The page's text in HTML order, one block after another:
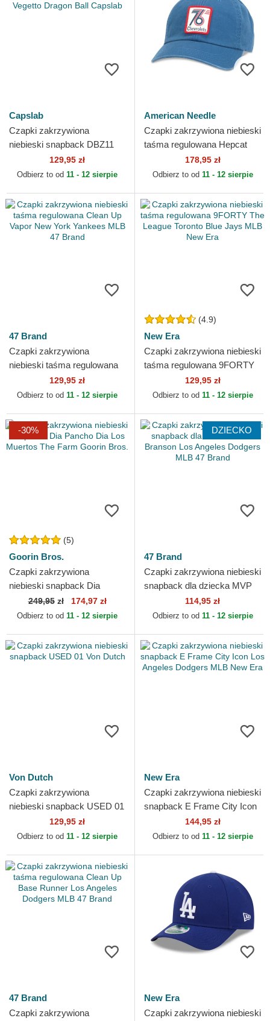
Capslab
Czapki zakrzywiona
niebieski snapback DBZ11
PCBITOB Vegetto Dragon
Ball Capslab
129,95 zł
Odbierz to od 11 - 12 sierpie
American Needle
Czapki zakrzywiona niebieski
taśma regulowana Hepcat
Chevrolet 76 American
Needle
178,95 zł
Odbierz to od 11 - 12 sierpie
47 Brand
Czapki zakrzywiona
niebieski taśma regulowana
Clean Up Vapor New York
Yankees MLB 47 Brand
129,95 zł
Odbierz to od 11 - 12 sierpie
(4.9)
New Era
Czapki zakrzywiona niebieski
taśma regulowana 9FORTY
The League Toronto Blue
Jays MLB New Era
129,95 zł
Odbierz to od 11 - 12 sierpie
-30%
(5)
Goorin Bros.
Czapki zakrzywiona
niebieski snapback Dia
Pancho Dia Los Muertos The
Farm Goorin Bros.
249,95zł 174,97 zł
Odbierz to od 11 - 12 sierpie
DZIECKO
47 Brand
Czapki zakrzywiona niebieski
snapback dla dziecka MVP
Branson Los Angeles
Dodgers MLB 47 Brand
114,95 zł
Odbierz to od 11 - 12 sierpie
Von Dutch
Czapki zakrzywiona
niebieski snapback USED 01
129,95 zł
Odbierz to od 11 - 12 sierpie
New Era
Czapki zakrzywiona niebieski
snapback E Frame City Icon
Los Angeles Dodgers MLB
New Era
144,95 zł
Odbierz to od 11 - 12 sierpie
47 Brand
Czapki zakrzywiona
New Era
Czapki zakrzywiona niebieski